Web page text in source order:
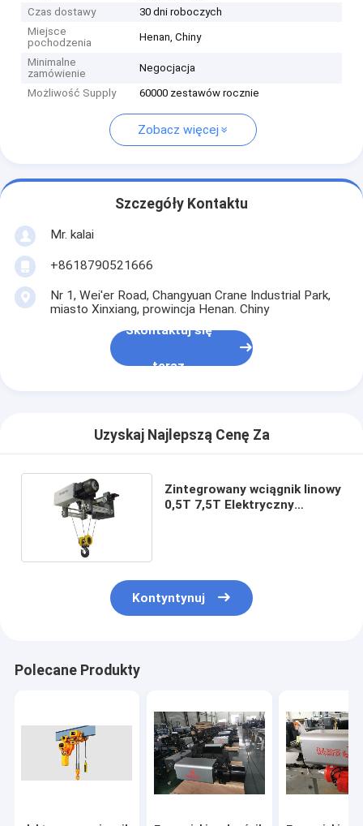
Czas dostawy
30 dni roboczych
Miejsce
pochodzenia
Henan, Chiny
Minimalne
zamówienie
Negocjacja
Możliwość Supply 60000 zestawów rocznie
Zobacz więcej
Szczegóły Kontaktu
Mr. kalai
+8618790521666
Nr 1, Wei'er Road, Changyuan Crane Industrial Park,
miasto Xinxiang, prowincja Henan. Chiny
Skontaktuj się
teraz
Uzyskaj Najlepszą Cenę Za
Zintegrowany wciągnik linowy
0,5T 7,5T Elektryczny
Kontyntynuj
Polecane Produkty